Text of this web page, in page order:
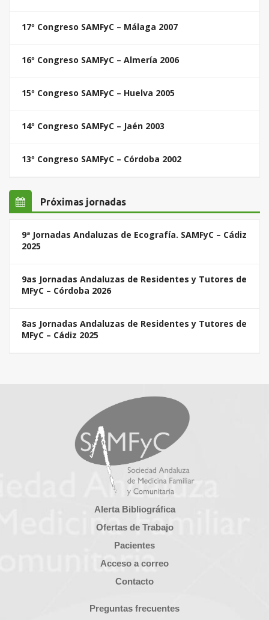
17º Congreso SAMFyC – Málaga 2007
16º Congreso SAMFyC – Almería 2006
15º Congreso SAMFyC – Huelva 2005
14º Congreso SAMFyC – Jaén 2003
13º Congreso SAMFyC – Córdoba 2002
Próximas jornadas
9ª Jornadas Andaluzas de Ecografía. SAMFyC – Cádiz
2025
9as Jornadas Andaluzas de Residentes y Tutores de
MFyC – Córdoba 2026
8as Jornadas Andaluzas de Residentes y Tutores de
MFyC – Cádiz 2025
Alerta Bibliográfica
Ofertas de Trabajo
Pacientes
Acceso a correo
Contacto
Preguntas frecuentes